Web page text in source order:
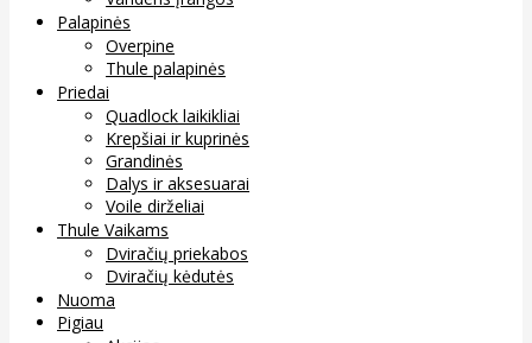
Palapinės
Overpine
Thule palapinės
Priedai
Quadlock laikikliai
Krepšiai ir kuprinės
Grandinės
Dalys ir aksesuarai
Voile dirželiai
Thule Vaikams
Dviračių priekabos
Dviračių kėdutės
Nuoma
Pigiau